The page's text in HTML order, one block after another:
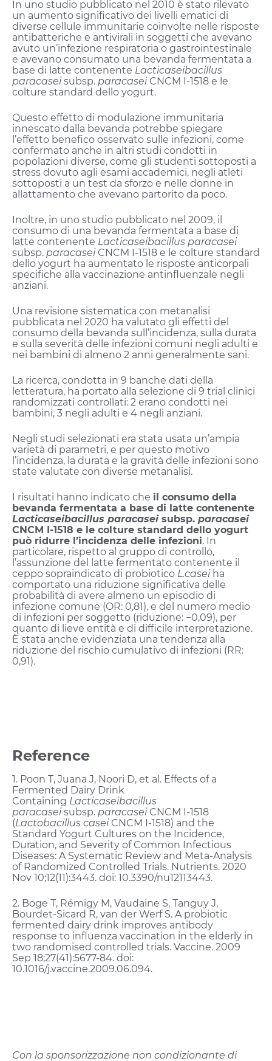
In uno studio pubblicato nel 2010 è stato rilevato
un aumento significativo dei livelli ematici di
diverse cellule immunitarie coinvolte nelle risposte
antibatteriche e antivirali in soggetti che avevano
avuto un’infezione respiratoria o gastrointestinale
e avevano consumato una bevanda fermentata a
base di latte contenente Lacticaseibacillus
paracaseisubsp. paracaseiCNCM I-1518 e le
colture standard dello yogurt.
Questo effetto di modulazione immunitaria
innescato dalla bevanda potrebbe spiegare
l’effetto benefico osservato sulle infezioni, come
confermato anche in altri studi condotti in
popolazioni diverse, come gli studenti sottoposti a
stress dovuto agli esami accademici, negli atleti
sottoposti a un test da sforzo e nelle donne in
allattamento che avevano partorito da poco.
Inoltre, in uno studio pubblicato nel 2009, il
consumo di una bevanda fermentata a base di
latte contenente Lacticaseibacillus paracasei
subsp. paracaseiCNCM I-1518 e le colture standard
dello yogurt ha aumentato le risposte anticorpali
specifiche alla vaccinazione antinfluenzale negli
anziani.
Una revisione sistematica con metanalisi
pubblicata nel 2020 ha valutato gli effetti del
consumo della bevanda sull’incidenza, sulla durata
e sulla severità delle infezioni comuni negli adulti e
nei bambini di almeno 2 anni generalmente sani.
La ricerca, condotta in 9 banche dati della
letteratura, ha portato alla selezione di 9 trial clinici
randomizzati controllati: 2 erano condotti nei
bambini, 3 negli adulti e 4 negli anziani.
Negli studi selezionati era stata usata un’ampia
varietà di parametri, e per questo motivo
l’incidenza, la durata e la gravità delle infezioni sono
state valutate con diverse metanalisi.
I risultati hanno indicato che il consumo della
bevanda fermentata a base di latte contenente
Lacticaseibacillus paracaseisubsp. paracasei
CNCM I-1518 e le colture standard dello yogurt
può ridurre l’incidenza delle infezioni. In
particolare, rispetto al gruppo di controllo,
l’assunzione del latte fermentato contenente il
ceppo sopraindicato di probiotico L.caseiha
comportato una riduzione significativa delle
probabilità di avere almeno un episodio di
infezione comune (OR: 0,81), e del numero medio
di infezioni per soggetto (riduzione: −0,09), per
quanto di lieve entità e di difficile interpretazione.
È stata anche evidenziata una tendenza alla
riduzione del rischio cumulativo di infezioni (RR:
0,91).
Reference
1. Poon T, Juana J, Noori D, et al. Effects of a
Fermented Dairy Drink
Containing Lacticaseibacillus
paracaseisubsp. paracaseiCNCM I-1518
(Lactobacillus caseiCNCM I-1518) and the
Standard Yogurt Cultures on the Incidence,
Duration, and Severity of Common Infectious
Diseases: A Systematic Review and Meta-Analysis
of Randomized Controlled Trials. Nutrients. 2020
Nov 10;12(11):3443. doi: 10.3390/nu12113443.
2. Boge T, Rémigy M, Vaudaine S, Tanguy J,
Bourdet-Sicard R, van der Werf S. A probiotic
fermented dairy drink improves antibody
response to influenza vaccination in the elderly in
two randomised controlled trials. Vaccine. 2009
Sep 18;27(41):5677-84. doi:
10.1016/j.vaccine.2009.06.094.
Con la sponsorizzazione non condizionante di